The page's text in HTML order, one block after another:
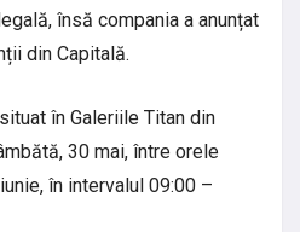
însă compania a anunțat
din Capitală.
în Galeriile Titan din
30 mai, între orele
în intervalul 09:00 –